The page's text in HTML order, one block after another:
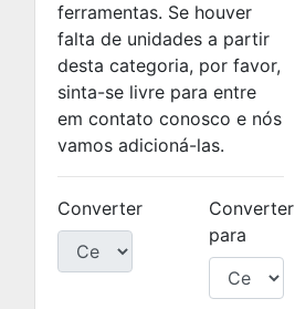
ferramentas. Se houver
falta de unidades a partir
desta categoria, por favor,
sinta-se livre para entre
em contato conosco e nós
vamos adicioná-las.
Converter
Converter
para